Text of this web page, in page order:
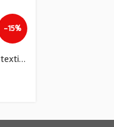
-15%
Adidasi dama Rieker, 40, material textil, negru